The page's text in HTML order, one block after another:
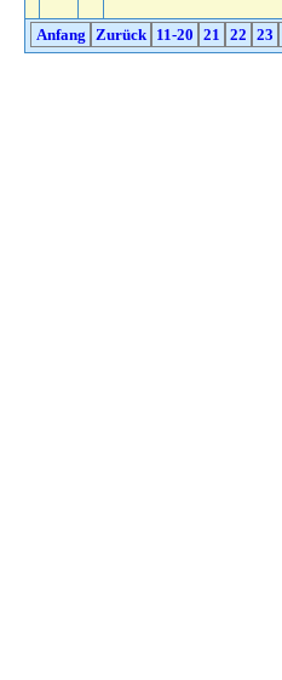
Anfang Zurück 11-20 21 22 23